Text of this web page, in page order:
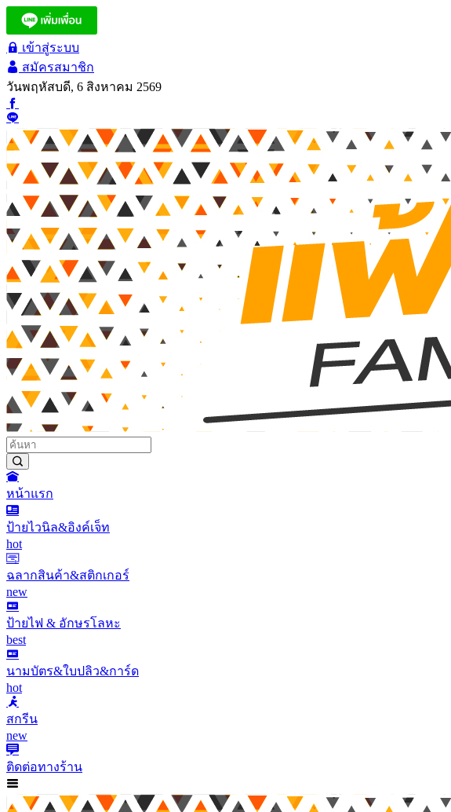
เข้าสู่ระบบ
สมัครสมาชิก
วันพฤหัสบดี, 6 สิงหาคม 2569
หน้าแรก
ป้ายไวนิล&อิงค์เจ็ท
hot
ฉลากสินค้า&สติกเกอร์
new
ป้ายไฟ & อักษรโลหะ
best
นามบัตร&ใบปลิว&การ์ด
hot
สกรีน
new
ติดต่อทางร้าน